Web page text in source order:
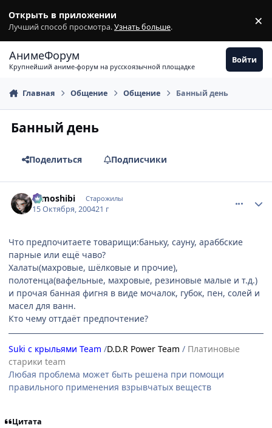
Открыть в приложении
Лучший способ просмотра.Узнать больше. ×
АнимеФорум
Крупнейший аниме-форум на русскоязычной площадке
Войти
Главная Общение Общение Банный день
Банный день
Поделиться Подписчики
tomoshibi Старожилы
15 Октября, 200421 г
Что предпочитаете товарищи:баньку, сауну, араббские
парные или ещё чаво?
Халаты(махровые, шёлковые и прочие),
полотенца(вафельные, махровые, резиновые малые и т.д.)
и прочая банная фигня в виде мочалок, губок, пен, солей и
масел для ванн.
Кто чему оттдаёт предпочтение?
Suki с крыльями Team /D.D.R Power Team / Платиновые
старики team
Любая проблема может быть решена при помощи
правильного применения взрывчатых веществ
Цитата